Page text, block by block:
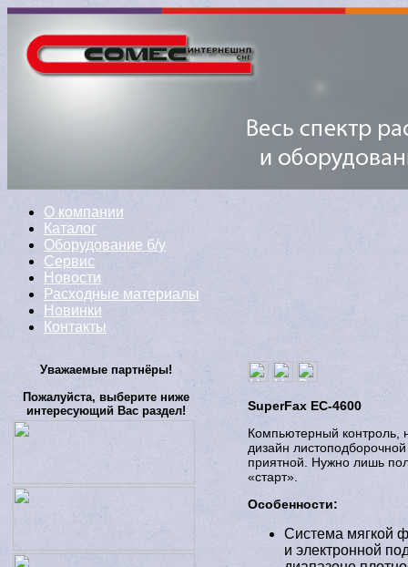
О компании
Каталог
Оборудование б/у
Сервис
Новости
Расходные материалы
Новинки
Контакты
Уважаемые партнёры!
Пожалуйста, выберите ниже
интересующий Вас раздел!
SuperFax ЕС-4600
Компьютерный контроль,
дизайн
приятной. Нужно лишь
«старт».
Особенности:
Система мягкой
и электронной